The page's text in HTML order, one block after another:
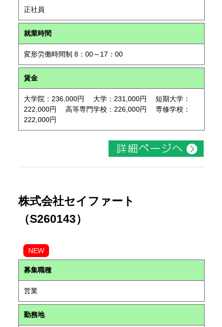
正社員
就業時間
変形労働時間制 8：00～17：00
賃金
大学院：236,000円 大学：231,000円 短期大学：
222,000円 高等専門学校：226,000円 専修学校：
222,000円
株式会社セイファート
（S260143）
NEW
募集職種
営業
勤務地